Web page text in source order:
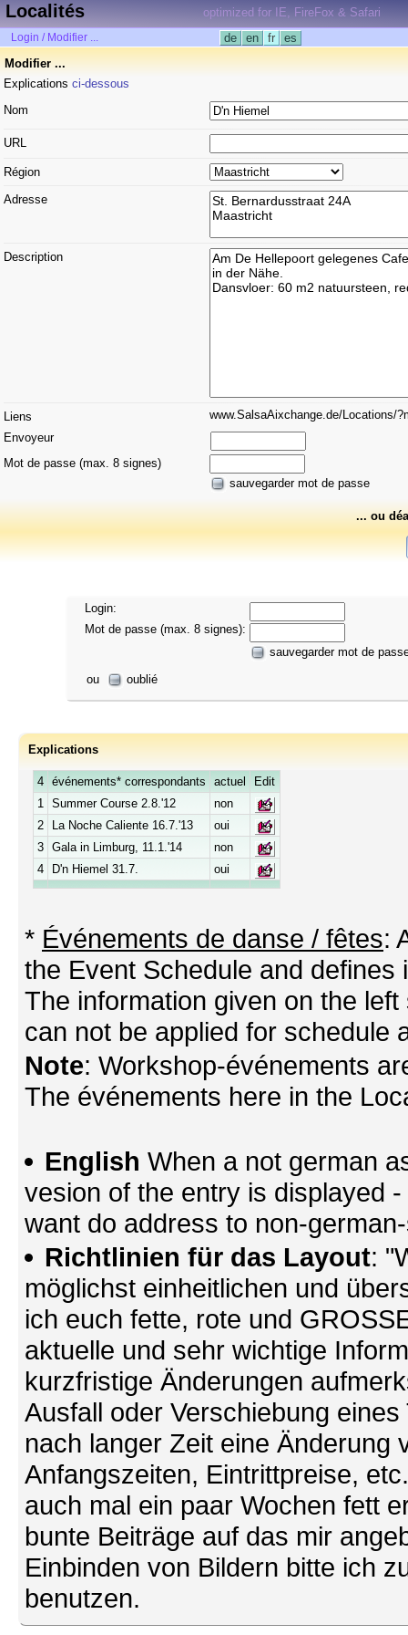
Localités optimized for IE, FireFox & Safari
Login / Modifier ... de en fr
es
Modifier ...
Explications ci-dessous
Nom
URL
Région
Adresse
Description
Liens
www.SalsaAixchange.de/Locations/
Envoyeur
Mot de passe (max. 8 signes)
sauvegarder mot de passe
... ou
Login:
Mot de passe (max. 8 signes):
sauvegarder mot de
ou
oublié
Explications
4 événements* correspondants actuel
Edit
1 Summer Course 2.8.'12
non
2
La Noche Caliente 16.7.'13
oui
3 Gala in Limburg, 11.1.'14
non
4
D'n Hiemel 31.7. oui
* Événements de danse / fêtes:
the Event Schedule and
The information given on the
can not be applied for schedule
Note: Workshop-événements
The événements here in the
English When a not german
vesion of the entry is displayed
want do address to non-
Richtlinien für das Layout:
möglichst einheitlichen und
ich euch fette, rote und
aktuelle und sehr wichtige
kurzfristige Änderungen
Ausfall oder Verschiebung
nach langer Zeit eine Änderung
Anfangszeiten, Eintrittpreise,
auch mal ein paar Wochen fett
bunte Beiträge auf das mir
Einbinden von Bildern bitte ich
benutzen.